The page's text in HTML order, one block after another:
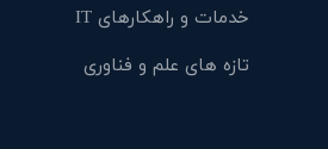
خدمات و راهکارهای IT
تازه های علم و فناوری